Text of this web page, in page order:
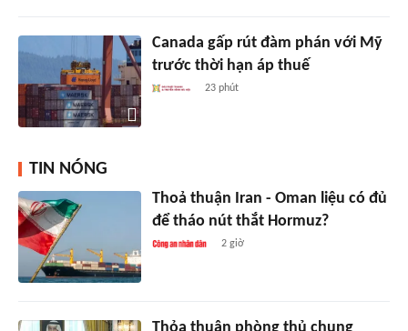
Canada gấp rút đàm phán với Mỹ
trước thời hạn áp thuế
23 phút
TIN NÓNG
Thoả thuận Iran - Oman liệu có đủ
để tháo nút thắt Hormuz?
2 giờ